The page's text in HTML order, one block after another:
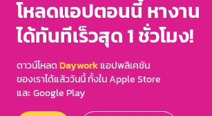
โหลดแอปตอนนี้ หางาน
ได้ทันทีเร็วสุด 1 ชั่วโมง!
ดาวน์โหลดDayworkแอปพลิเคชัน
ของเราได้แล้ววันนี้ ทั้งใน Apple Store
และ Google Play